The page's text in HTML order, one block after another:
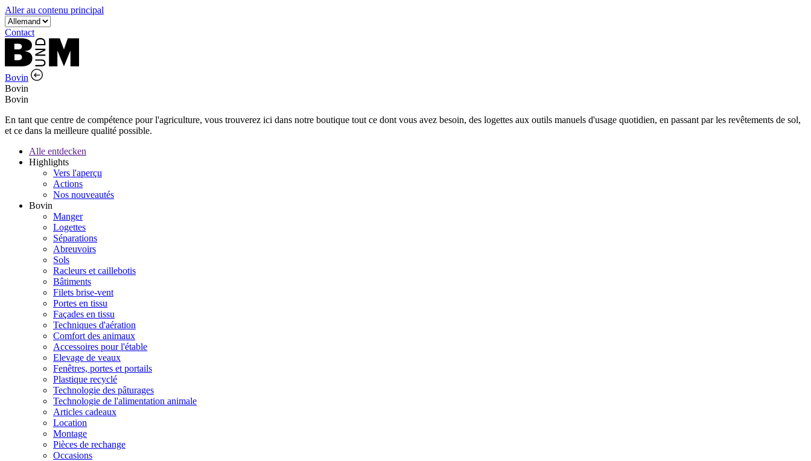
Aller au contenu principal
Contact
Bovin
Bovin
Bovin
En tant que centre de compétence pour l'agriculture, vous trouverez ici dans notre boutique tout ce dont vous avez besoin, des logettes aux outils manuels d'usage quotidien, en passant par les revêtements de sol,
et ce dans la meilleure qualité possible.
Alle entdecken
Highlights
Vers l'aperçu
Actions
Nos nouveautés
Bovin
Manger
Logettes
Séparations
Abreuvoirs
Sols
Racleurs et caillebotis
Bâtiments
Filets brise-vent
Portes en tissu
Façades en tissu
Techniques d'aération
Comfort des animaux
Accessoires pour l'étable
Elevage de veaux
Fenêtres, portes et portails
Plastique recyclé
Technologie des pâturages
Technologie de l'alimentation animale
Articles cadeaux
Location
Montage
Pièces de rechange
Occasions